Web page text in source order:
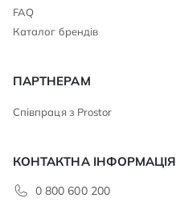
FAQ
Каталог брендів
ПАРТНЕРАМ
Співпраця з Prostor
КОНТАКТНА ІНФОРМАЦІЯ
0 800 600 200